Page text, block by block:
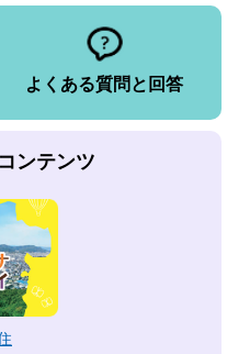
よくある質問と回答
ンテンツ